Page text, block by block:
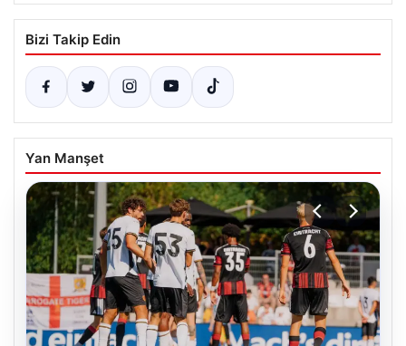
Bizi Takip Edin
Yan Manşet